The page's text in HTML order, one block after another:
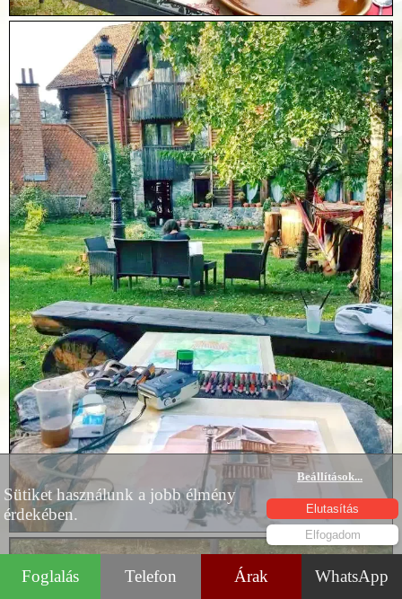
Foglalás Telefon Árak WhatsApp
Sütiket használunk a jobb élmény
érdekében.
Beállítások...
Elutasítás
Elfogadom